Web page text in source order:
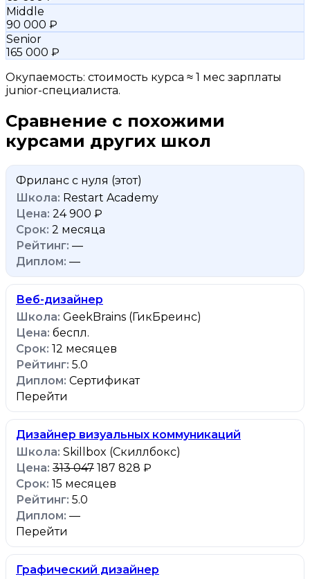
Middle
90 000 ₽
Senior
165 000 ₽
Окупаемость: стоимость курса ≈ 1 мес зарплаты
junior-специалиста.
Сравнение с похожими
курсами других школ
Фриланс с нуля (этот)
Restart Academy
24 900 ₽
2 месяца
—
—
Веб-дизайнер
GeekBrains (ГикБреинс)
беспл.
12 месяцев
5.0
Сертификат
Перейти
Дизайнер визуальных коммуникаций
Skillbox (Скиллбокс)
313 047 187 828 ₽
15 месяцев
5.0
—
Перейти
Графический дизайнер